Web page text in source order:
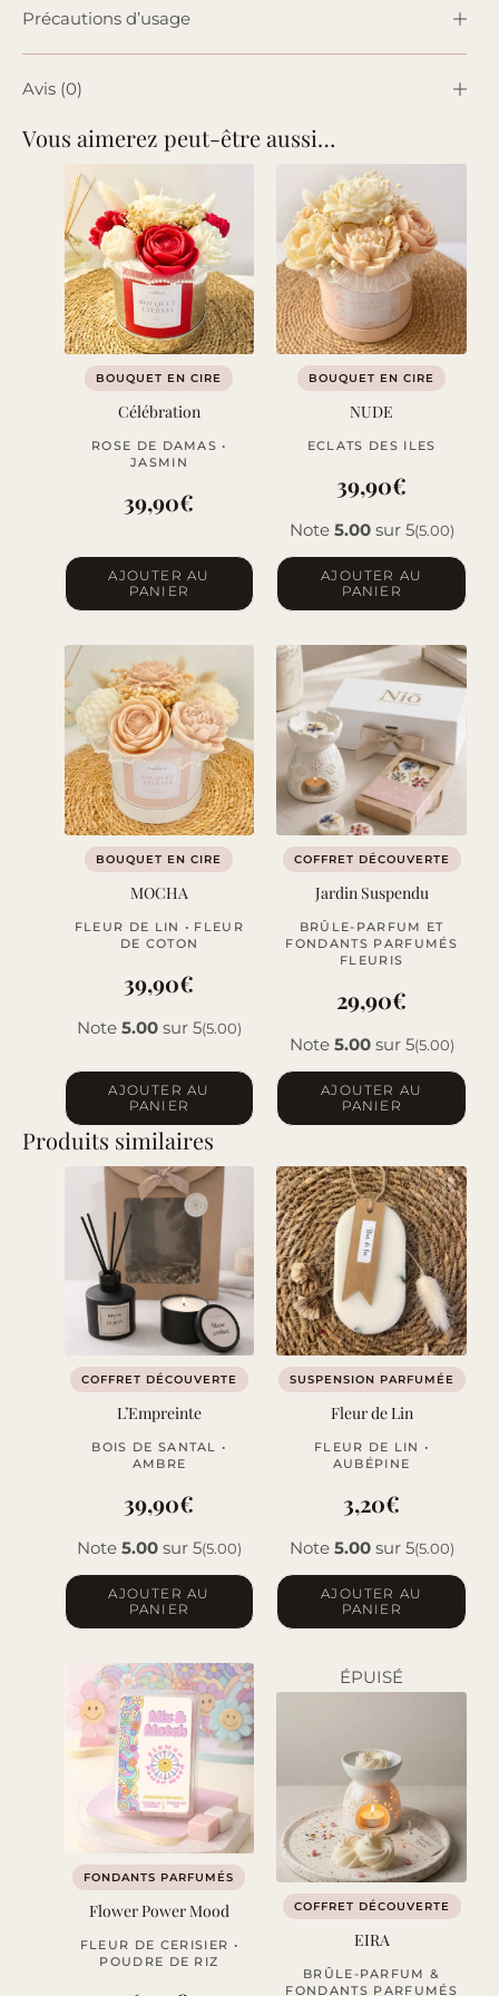
Précautions d’usage
Avis (0)
Vous aimerez peut-être aussi…
BOUQUET EN CIRE
Célébration
ROSE DE DAMAS •
JASMIN
39,90€
AJOUTER AU
PANIER
BOUQUET EN CIRE
NUDE
ECLATS DES ILES
39,90€
Note 5.00sur 5(5.00)
AJOUTER AU
PANIER
BOUQUET EN CIRE
MOCHA
FLEUR DE LIN • FLEUR
DE COTON
39,90€
Note 5.00sur 5(5.00)
AJOUTER AU
PANIER
COFFRET DÉCOUVERTE
Jardin Suspendu
BRÛLE-PARFUM ET
FONDANTS PARFUMÉS
FLEURIS
29,90€
Note 5.00sur 5(5.00)
AJOUTER AU
PANIER
Produits similaires
COFFRET DÉCOUVERTE
L’Empreinte
BOIS DE SANTAL •
AMBRE
39,90€
Note 5.00sur 5(5.00)
AJOUTER AU
PANIER
SUSPENSION PARFUMÉE
Fleur de Lin
FLEUR DE LIN •
AUBÉPINE
3,20€
Note 5.00sur 5(5.00)
AJOUTER AU
PANIER
FONDANTS PARFUMÉS
Flower Power Mood
FLEUR DE CERISIER •
POUDRE DE RIZ
ÉPUISÉ
COFFRET DÉCOUVERTE
EIRA
BRÛLE-PARFUM &
FONDANTS PARFUMÉS